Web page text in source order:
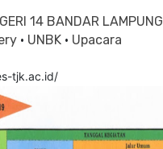
14 BANDAR LAMPUNG
· UNBK · Upacara
tjk.ac.id/